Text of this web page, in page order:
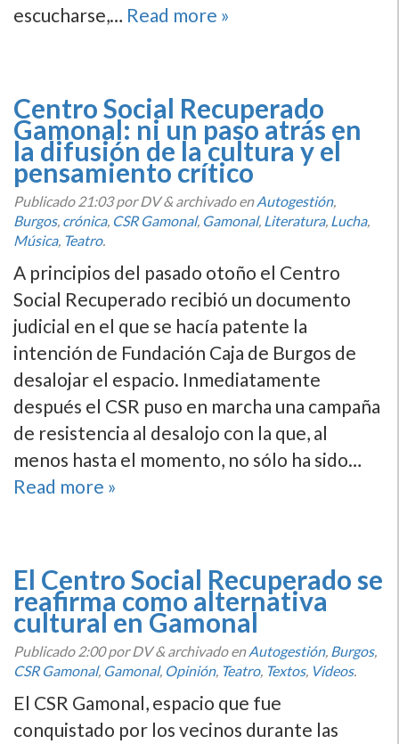
escucharse,… Read more »
Centro Social Recuperado
Gamonal: ni un paso atrás en
la difusión de la cultura y el
pensamiento crí­tico
Publicado21:03por DV&archivado enAutogestión,
Burgos, crónica, CSR Gamonal, Gamonal, Literatura, Lucha,
Música, Teatro.
A principios del pasado otoño el Centro
Social Recuperado recibió un documento
judicial en el que se hací­a patente la
intención de Fundación Caja de Burgos de
desalojar el espacio. Inmediatamente
después el CSR puso en marcha una campaña
de resistencia al desalojo con la que, al
menos hasta el momento, no sólo ha sido…
Read more »
El Centro Social Recuperado se
reafirma como alternativa
cultural en Gamonal
Publicado2:00por DV&archivado enAutogestión, Burgos,
CSR Gamonal, Gamonal, Opinión, Teatro, Textos, Videos.
El CSR Gamonal, espacio que fue
conquistado por los vecinos durante las